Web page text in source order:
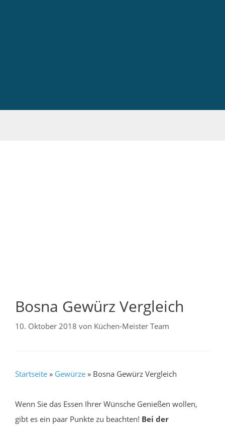
Bosna Gewürz Vergleich
10. Oktober 2018 von Küchen-Meister Team
Startseite » Gewürze » Bosna Gewürz Vergleich
Wenn Sie das Essen Ihrer Wünsche Genießen wollen,
gibt es ein paar Punkte zu beachten! Bei der